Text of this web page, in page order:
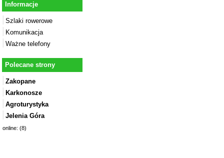
Informacje
Szlaki rowerowe
Komunikacja
Ważne telefony
Polecane strony
Zakopane
Karkonosze
Agroturystyka
Jelenia Góra
online: (8)